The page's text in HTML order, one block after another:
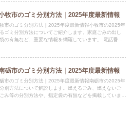
牧市のゴミ分別方法｜2025年度最新情報
市のゴミ分別方法｜2025年度最新情報小牧市の2025年
ゴミ分別方法についてご紹介します。家庭ごみの出し
の有無など、重要な情報を網羅しています。 電話番
砺市のゴミ分別方法｜2025年度最新情報
市のゴミ分別方法｜2025年度最新情報南砺市の2025年
別方法について解説します。燃えるごみ、燃えないご
み等の分別方法や、指定袋の有無などを掲載していま